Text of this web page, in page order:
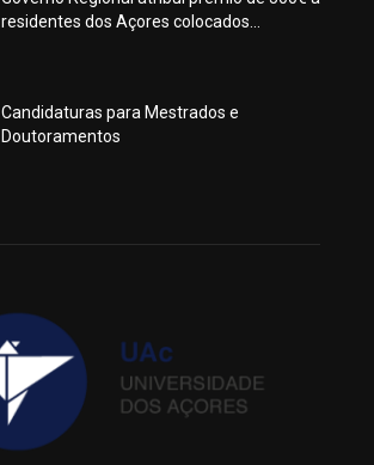
residentes dos Açores colocados...
Candidaturas para Mestrados e
Doutoramentos